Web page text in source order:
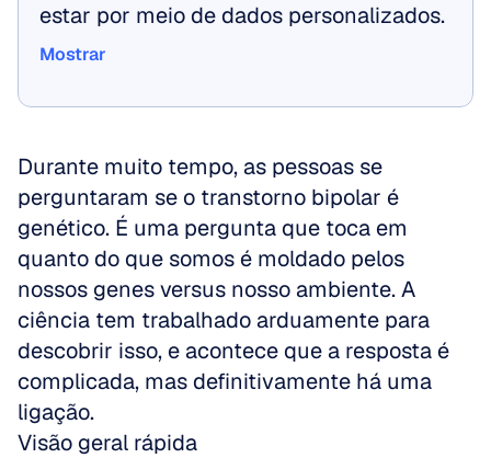
estar por meio de dados personalizados.
Mostrar
Durante muito tempo, as pessoas se
perguntaram se o transtorno bipolar é
genético. É uma pergunta que toca em
quanto do que somos é moldado pelos
nossos genes versus nosso ambiente. A
ciência tem trabalhado arduamente para
descobrir isso, e acontece que a resposta é
complicada, mas definitivamente há uma
ligação.
Visão geral rápida